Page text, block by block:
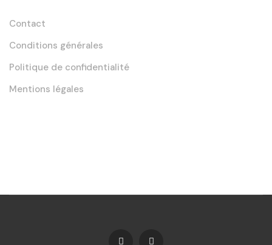
Contact
Conditions générales
Politique de confidentialité
Mentions légales